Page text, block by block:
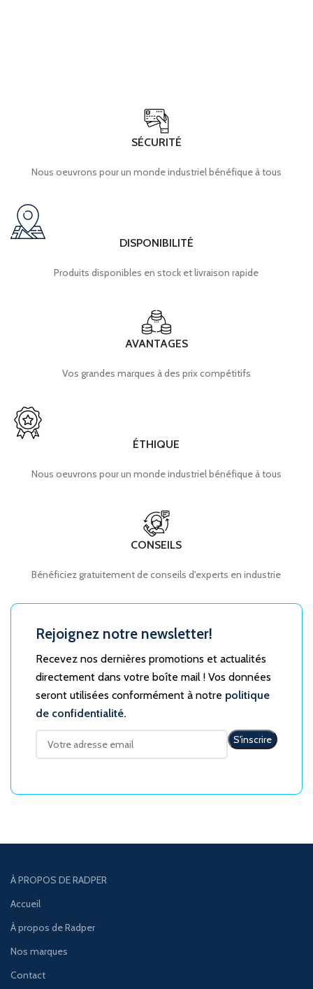
SÉCURITÉ
Nous oeuvrons pour un monde industriel bénéfique à tous
DISPONIBILITÉ
Produits disponibles en stock et livraison rapide
AVANTAGES
Vos grandes marques à des prix compétitifs
ÉTHIQUE
Nous oeuvrons pour un monde industriel bénéfique à tous
CONSEILS
Bénéficiez gratuitement de conseils d'experts en industrie
Rejoignez notre newsletter!
Recevez nos dernières promotions et actualités
directement dans votre boîte mail ! Vos données
seront utilisées conformément à notre politique
de confidentialité.
À PROPOS DE RADPER
Accueil
À propos de Radper
Nos marques
Contact